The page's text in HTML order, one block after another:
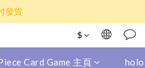
境內)
發貨
$
Card Game 主頁